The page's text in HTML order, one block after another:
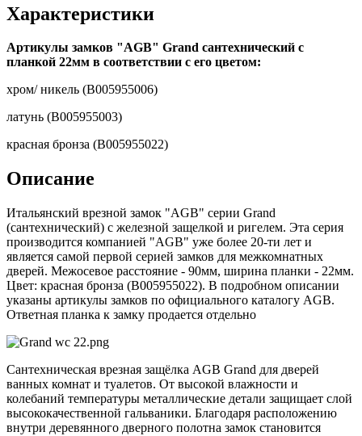
Характеристики
Артикулы замков "AGB" Grand сантехнический с
планкой 22мм в соответствии с его цветом:
хром/ никель (B005955006)
латунь (B005955003)
красная бронза (B005955022)
Описание
Итальянский врезной замок "AGB" серии Grand
(сантехнический) с железной защелкой и ригелем. Эта серия
производится компанией "AGB" уже более 20-ти лет и
является самой первой серией замков для межкомнатных
дверей. Межосевое расстояние - 90мм, ширина планки - 22мм.
Цвет: красная бронза (B005955022). В подробном описании
указаны артикулы замков по официального каталогу AGB.
Ответная планка к замку продается отдельно
Сантехническая врезная защёлка AGB Grand для дверей
ванных комнат и туалетов. От высокой влажности и
колебаний температуры металлические детали защищает слой
высококачественной гальваники. Благодаря расположению
внутри деревянного дверного полотна замок становится